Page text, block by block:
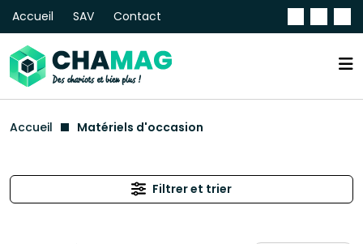
Accueil SAV Contact
Accueil Matériels d'occasion
Filtrer et trier